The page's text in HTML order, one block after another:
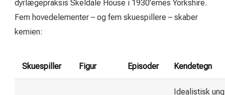
dyrlægepraksis Skeldale House i 1930’ernes Yorkshire.
Fem hovedelementer – og fem skuespillere – skaber
kemien:
Skuespiller Figur Episoder Kendetegn
Idealistisk ung